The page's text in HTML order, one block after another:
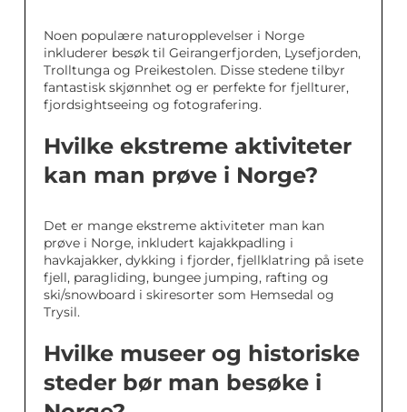
Noen populære naturopplevelser i Norge
inkluderer besøk til Geirangerfjorden, Lysefjorden,
Trolltunga og Preikestolen. Disse stedene tilbyr
fantastisk skjønnhet og er perfekte for fjellturer,
fjordsightseeing og fotografering.
Hvilke ekstreme aktiviteter
kan man prøve i Norge?
Det er mange ekstreme aktiviteter man kan
prøve i Norge, inkludert kajakkpadling i
havkajakker, dykking i fjorder, fjellklatring på isete
fjell, paragliding, bungee jumping, rafting og
ski/snowboard i skiresorter som Hemsedal og
Trysil.
Hvilke museer og historiske
steder bør man besøke i